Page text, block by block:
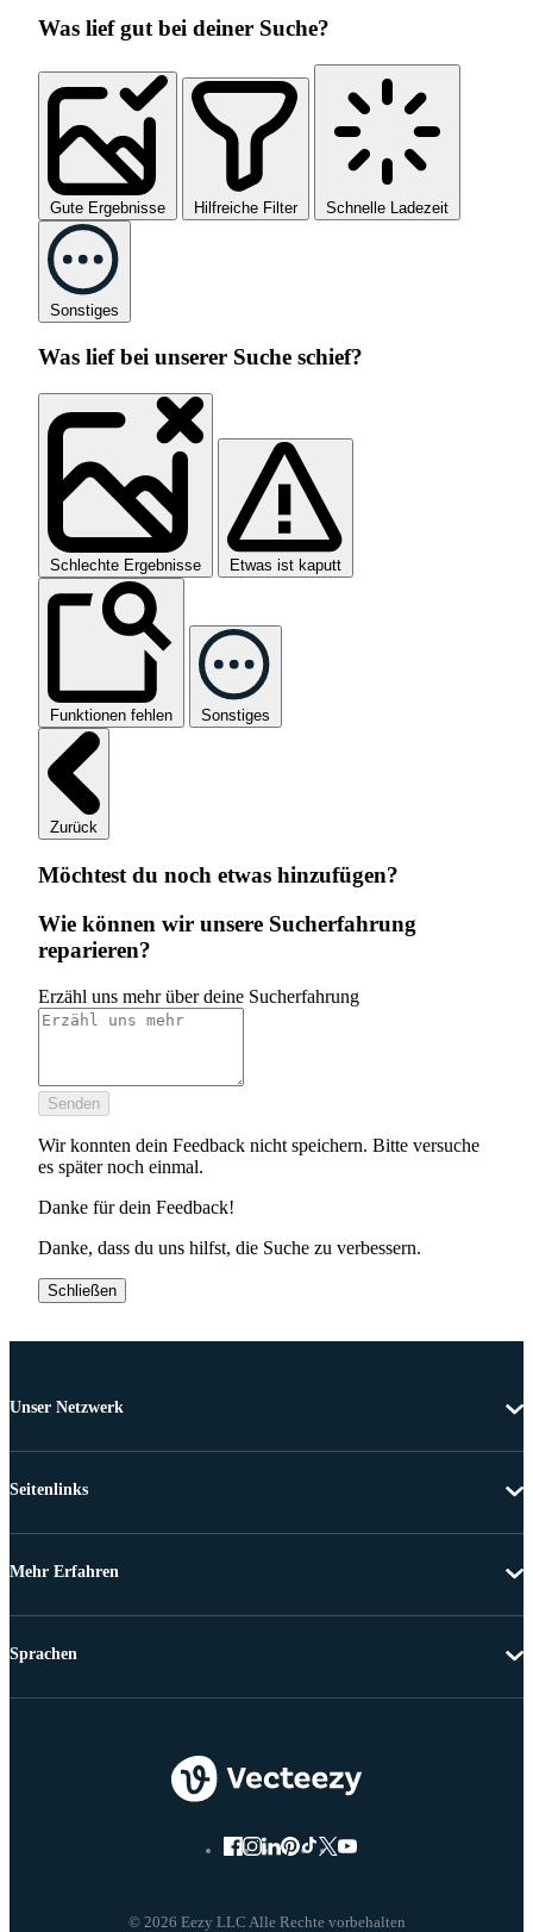
Was lief gut bei deiner Suche?
Gute Ergebnisse Hilfreiche Filter Schnelle Ladezeit
Sonstiges
Was lief bei unserer Suche schief?
Schlechte Ergebnisse Etwas ist kaputt
Funktionen fehlen Sonstiges
Zurück
Möchtest du noch etwas hinzufügen?
Wie können wir unsere Sucherfahrung
reparieren?
Erzähl uns mehr über deine Sucherfahrung
Senden
Wir konnten dein Feedback nicht speichern. Bitte versuche
es später noch einmal.
Danke für dein Feedback!
Danke, dass du uns hilfst, die Suche zu verbessern.
Schließen
Unser Netzwerk
Seitenlinks
Mehr Erfahren
© 2026 Eezy LLC Alle Rechte vorbehalten
Sprachen